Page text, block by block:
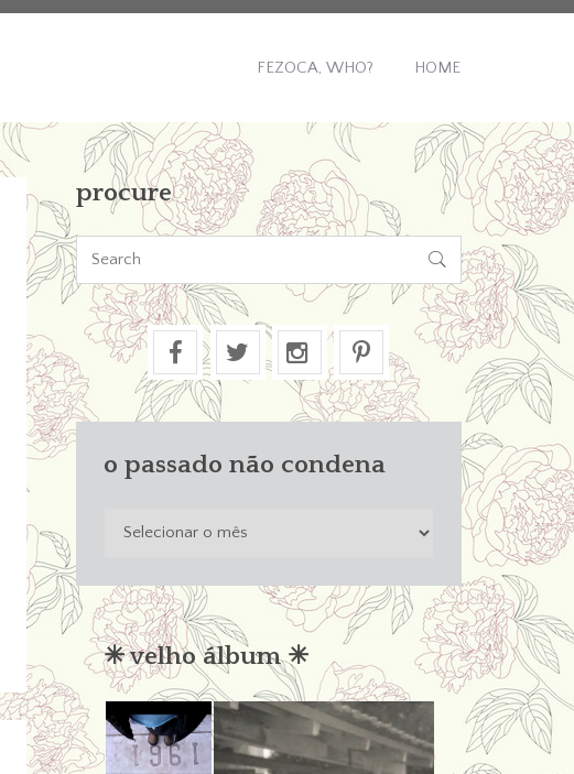
FEZOCA, WHO? HOME
procure

o passado não condena
condena
✳︎ velho álbum ✳︎